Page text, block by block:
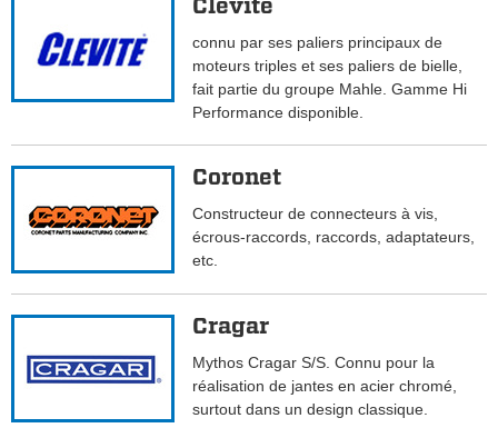
Clevite
connu par ses paliers principaux de
moteurs triples et ses paliers de bielle,
fait partie du groupe Mahle. Gamme Hi
Performance disponible.
Coronet
Constructeur de connecteurs à vis,
écrous-raccords, raccords, adaptateurs,
etc.
Cragar
Mythos Cragar S/S. Connu pour la
réalisation de jantes en acier chromé,
surtout dans un design classique.